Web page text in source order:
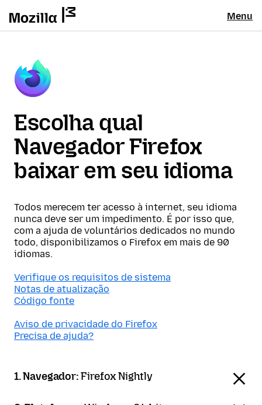
Menu
Escolha qual
Navegador Firefox
baixar em seu idioma
Todos merecem ter acesso à internet, seu idioma
nunca deve ser um impedimento. É por isso que,
com a ajuda de voluntários dedicados no mundo
todo, disponibilizamos o Firefox em mais de 90
idiomas.
Verifique os requisitos de sistema
Notas de atualização
Código fonte
Aviso de privacidade do Firefox
Precisa de ajuda?
1. Navegador:Firefox Nightly